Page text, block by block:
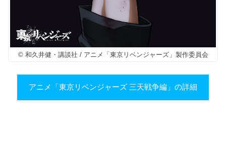
© 和久井健・講談社 / アニメ「東京リベンジャーズ」製作委員会
アニメ「東京リベンジャーズ 三天戦争編」の詳細